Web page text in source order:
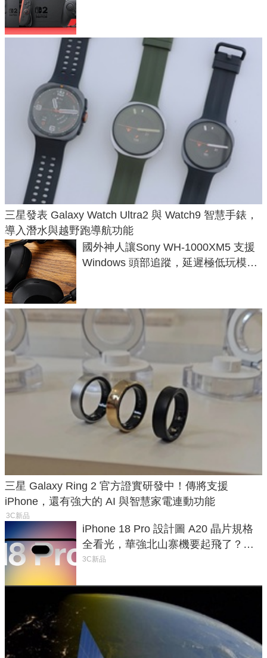
三星發表 Galaxy Watch Ultra2 與 Watch9 智慧手錶，
導入潛水與越野跑導航功能
國外神人讓Sony WH-1000XM5 支援
Windows 頭部追蹤，延遲極低玩模擬
三星 Galaxy Ring 2 官方證實研發中！傳將支援
iPhone，還有強大的 AI 與智慧家電連動功能
3C新品
iPhone 18 Pro 設計圖 A20 晶片規格
全看光，華強北山寨機要起飛了？專
家曝山寨機無法復刻兩大關鍵
3C新品